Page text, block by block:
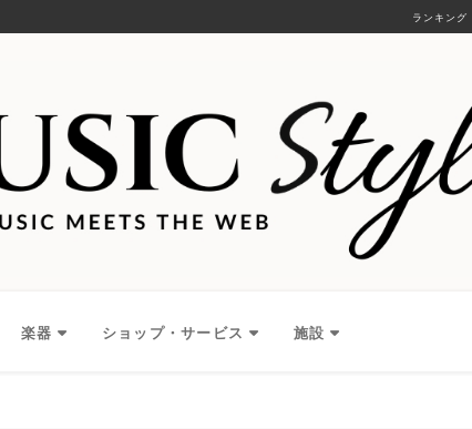
ランキング
楽器 ショップ・サービス 施設